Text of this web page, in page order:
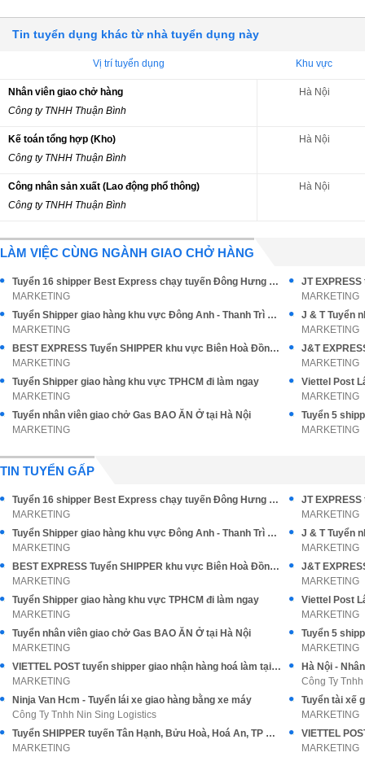
Tin tuyển dụng khác từ nhà tuyển dụng này
Vị trí tuyển dụng Khu vực
Nhân viên giao chở hàng
Công ty TNHH Thuận Bình
Hà Nội
Kế toán tổng hợp (Kho)
Công ty TNHH Thuận Bình
Hà Nội
Công nhân sản xuất (Lao động phổ thông)
Công ty TNHH Thuận Bình
Hà Nội
LÀM VIỆC CÙNG NGÀNH GIAO CHỞ HÀNG
Tuyển 16 shipper Best Express chạy tuyến Đông Hưng Thuận Q12
MARKETING
JT
MARKETING
Tuyển Shipper giao hàng khu vực Đông Anh - Thanh Trì Hà Nội
MARKETING
J & T Tuyển
MARKETING
BEST EXPRESS Tuyển SHIPPER khu vực Biên Hoà Đồng Nai
MARKETING
MARKETING
Tuyển Shipper giao hàng khu vực TPHCM đi làm ngay
MARKETING
MARKETING
Tuyển nhân viên giao chở Gas BAO ĂN Ở tại Hà Nội
MARKETING
MARKETING
TIN TUYỂN GẤP
Tuyển 16 shipper Best Express chạy tuyến Đông Hưng Thuận Q12
MARKETING
JT
MARKETING
Tuyển Shipper giao hàng khu vực Đông Anh - Thanh Trì Hà Nội
MARKETING
J & T Tuyển
MARKETING
BEST EXPRESS Tuyển SHIPPER khu vực Biên Hoà Đồng Nai
MARKETING
MARKETING
Tuyển Shipper giao hàng khu vực TPHCM đi làm ngay
MARKETING
MARKETING
Tuyển nhân viên giao chở Gas BAO ĂN Ở tại Hà Nội
MARKETING
MARKETING
VIETTEL POST tuyển shipper giao nhận hàng hoá làm tại Tân Bình
MARKETING
Hà Nội -
Công Ty
Ninja Van Hcm - Tuyển lái xe giao hàng bằng xe máy
Công Ty Tnhh Nin Sing Logistics
MARKETING
Tuyển SHIPPER tuyến Tân Hạnh, Bửu Hoà, Hoá An, TP Biên Hoà ĐN
MARKETING
MARKETING